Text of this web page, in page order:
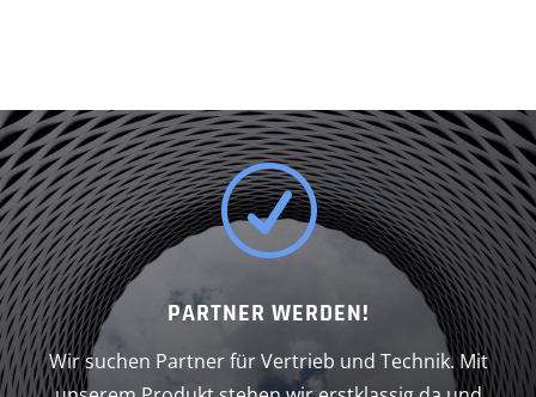
R
PARTNER WERDEN!
Wir suchen Partner für Vertrieb und Technik. Mit